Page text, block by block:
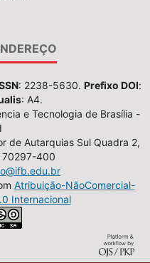
: 2238-5630. Prefixo DOI:
: A4.
e Tecnologia de Brasília -
de Autarquias Sul Quadra 2,
70297-400
Atribuição-NãoComercial-
Internacional